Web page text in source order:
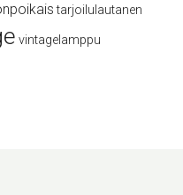
tarjoilulautanen
vintagelamppu